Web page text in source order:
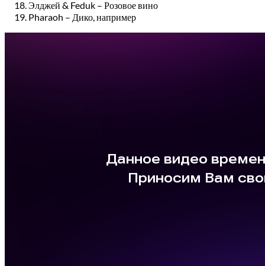
Элджей & Feduk – Розовое вино
Pharaoh – Дико, например